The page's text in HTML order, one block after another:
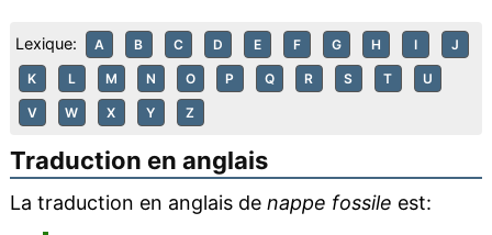
Lexique: A B C D E F G H I J
K L M N O P Q R S T U
V W X Y Z
Traduction en anglais
La traduction en anglais de nappe fossile est: